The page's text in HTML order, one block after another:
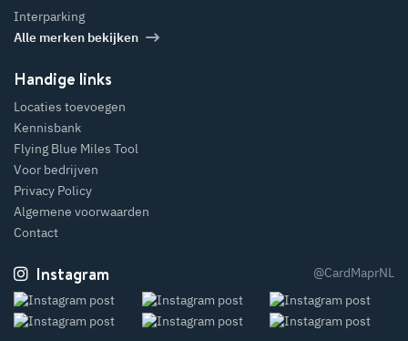
Interparking
Alle merken bekijken
Handige links
Locaties toevoegen
Kennisbank
Flying Blue Miles Tool
Voor bedrijven
Privacy Policy
Algemene voorwaarden
Contact
Instagram @CardMaprNL